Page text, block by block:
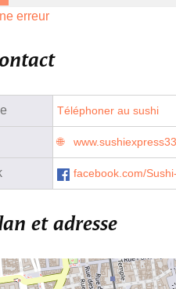
erreur
Téléphoner au sushi
facebook.com/
et adresse